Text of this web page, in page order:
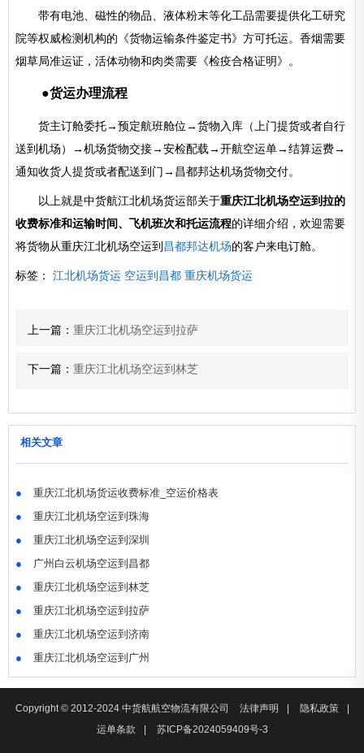
带有电池、磁性的物品、液体粉末等化工品需要提供化工研究
院等权威检测机构的《货物运输条件鉴定书》方可托运。香烟需要
烟草局准运证，活体动物和肉类需要《检疫合格证明》。
●货运办理流程
货主订舱委托→预定航班舱位→货物入库（上门提货或者自行
送到机场）→机场货物交接→安检配载→开航空运单→结算运费→
通知收货人提货或者配送到门→昌都邦达机场货物交付。
以上就是中货航江北机场货运部关于重庆江北机场空运到拉的
收费标准和运输时间、飞机班次和托运流程的详细介绍，欢迎需要
将货物从重庆江北机场空运到 昌都邦达机场的客户来电订舱。
标签：江北机场货运 空运到昌都 重庆机场货运
上一篇：重庆江北机场空运到拉萨
下一篇：重庆江北机场空运到林芝
相关文章
●
重庆江北机场货运收费标准_空运价格表
●
重庆江北机场空运到珠海
●
重庆江北机场空运到深圳
●
广州白云机场空运到昌都
●
重庆江北机场空运到林芝
●
重庆江北机场空运到拉萨
●
重庆江北机场空运到济南
●
重庆江北机场空运到广州
Copyright © 2012-2024 中货航航空物流有限公司 法律声明 隐私政策
运单条款
苏ICP备2024059409号-3